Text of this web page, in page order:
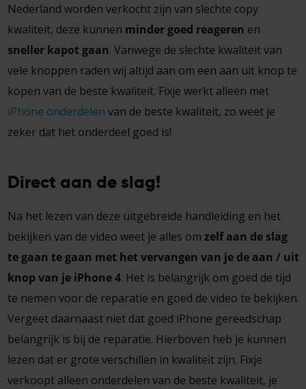
Nederland worden verkocht zijn van slechte copy
kwaliteit, deze kunnen minder goed reageren en
sneller kapot gaan. Vanwege de slechte kwaliteit van
vele knoppen raden wij altijd aan om een aan uit knop te
kopen van de beste kwaliteit. Fixje werkt alleen met
iPhone onderdelen van de beste kwaliteit, zo weet je
zeker dat het onderdeel goed is!
Direct aan de slag!
Na het lezen van deze uitgebreide handleiding en het
bekijken van de video weet je alles om zelf aan de slag
te gaan te gaan met het vervangen van je de aan / uit
knop van je iPhone 4. Het is belangrijk om goed de tijd
te nemen voor de reparatie en goed de video te bekijken.
Vergeet daarnaast niet dat goed iPhone gereedschap
belangrijk is bij de reparatie. Hierboven heb je kunnen
lezen dat er grote verschillen in kwaliteit zijn. Fixje
verkoopt alleen onderdelen van de beste kwaliteit, je